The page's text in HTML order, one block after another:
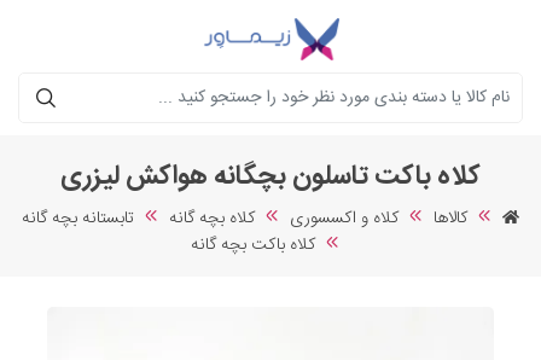
جستجو
کلاه باکت تاسلون بچگانه هواکش لیزری
کالاها کلاه و اکسسوری کلاه بچه گانه
تابستانه بچه گانه
کلاه باکت بچه گانه